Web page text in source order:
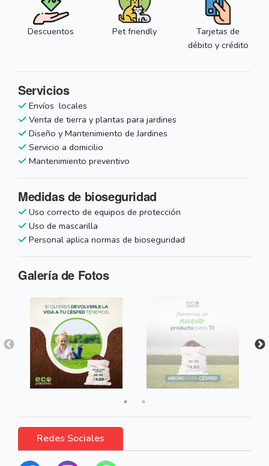
Descuentos Pet friendly
Tarjetas de
débito y crédito
Servicios
Envíos locales
Venta de tierra y plantas para jardines
Diseño y Mantenimiento de Jardines
Servicio a domicilio
Mantenimiento preventivo
Medidas de bioseguridad
Uso correcto de equipos de protección
Uso de mascarilla
Personal aplica normas de bioseguridad
Galería de Fotos
Redes Sociales